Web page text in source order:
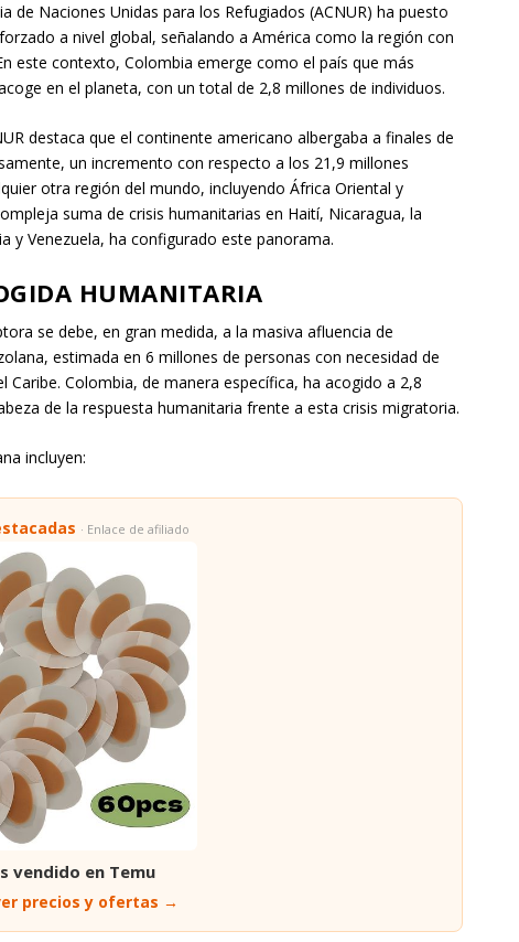
Naciones Unidas para los Refugiados (ACNUR) ha puesto
a nivel global, señalando a América como la región con
este contexto, Colombia emerge como el país que más
en el planeta, con un total de 2,8 millones de individuos.
destaca que el continente americano albergaba a finales de
un incremento con respecto a los 21,9 millones
otra región del mundo, incluyendo África Oriental y
suma de crisis humanitarias en Haití, Nicaragua, la
y Venezuela, ha configurado este panorama.
HUMANITARIA
se debe, en gran medida, a la masiva afluencia de
estimada en 6 millones de personas con necesidad de
Colombia, de manera específica, ha acogido a 2,8
de la respuesta humanitaria frente a esta crisis migratoria.
incluyen:
· Enlace de afiliado
vendido en Temu
precios y ofertas →